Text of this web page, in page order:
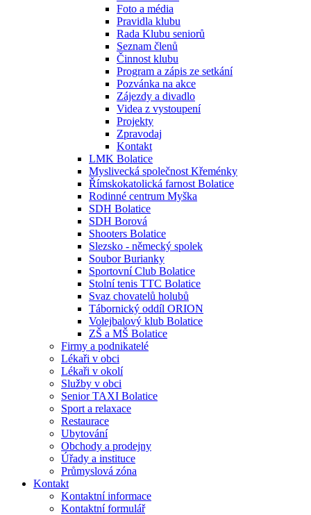
Foto a média
Pravidla klubu
Rada Klubu seniorů
Seznam členů
Činnost klubu
Program a zápis ze setkání
Pozvánka na akce
Zájezdy a divadlo
Videa z vystoupení
Projekty
Zpravodaj
Kontakt
LMK Bolatice
Myslivecká společnost Křeménky
Římskokatolická farnost Bolatice
Rodinné centrum Myška
SDH Bolatice
SDH Borová
Shooters Bolatice
Slezsko - německý spolek
Soubor Burianky
Sportovní Club Bolatice
Stolní tenis TTC Bolatice
Svaz chovatelů holubů
Tábornický oddíl ORION
Volejbalový klub Bolatice
ZŠ a MŠ Bolatice
Firmy a podnikatelé
Lékaři v obci
Lékaři v okolí
Služby v obci
Senior TAXI Bolatice
Sport a relaxace
Restaurace
Ubytování
Obchody a prodejny
Úřady a instituce
Průmyslová zóna
Kontakt
Kontaktní informace
Kontaktní formulář